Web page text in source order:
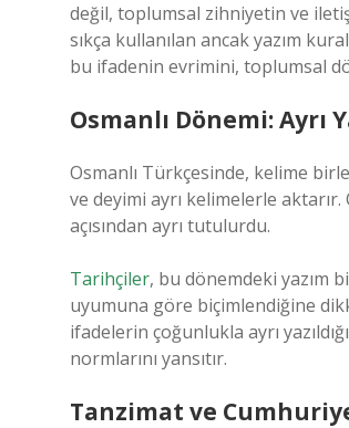
değil, toplumsal zihniyetin ve
sıkça kullanılan ancak yazım
bu ifadenin evrimini, toplumsal
Osmanlı Dönemi: Ayrı
Osmanlı Türkçesinde, kelime
ve deyimi ayrı kelimelerle
açısından ayrı tutulurdu.
Tarihçiler, bu dönemdeki yazım
uyumuna göre biçimlendiğine
ifadelerin çoğunlukla ayrı
normlarını yansıtır.
Tanzimat ve